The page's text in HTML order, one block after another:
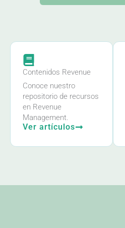
Contenidos Revenue
Conoce nuestro
repositorio de recursos
en Revenue
Management.
Ver artículos